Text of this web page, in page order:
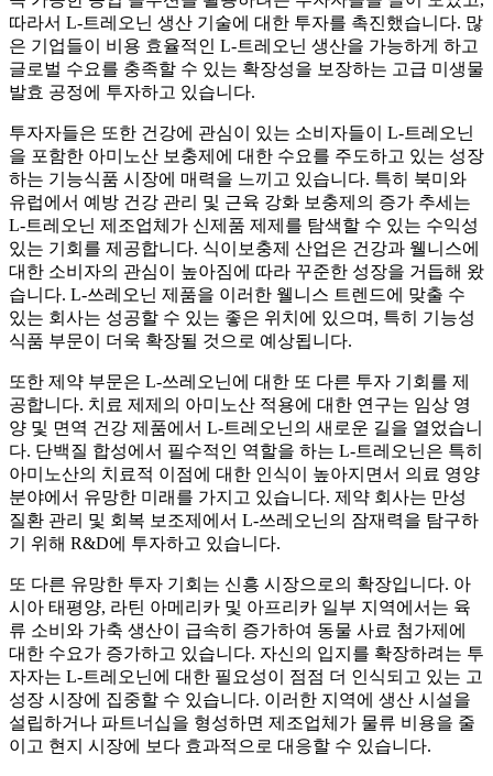
따라서 L-트레오닌 생산 기술에 대한 투자를 촉진했습니다. 많
은 기업들이 비용 효율적인 L-트레오닌 생산을 가능하게 하고
글로벌 수요를 충족할 수 있는 확장성을 보장하는 고급 미생물
발효 공정에 투자하고 있습니다.
투자자들은 또한 건강에 관심이 있는 소비자들이 L-트레오닌
을 포함한 아미노산 보충제에 대한 수요를 주도하고 있는 성장
하는 기능식품 시장에 매력을 느끼고 있습니다. 특히 북미와
유럽에서 예방 건강 관리 및 근육 강화 보충제의 증가 추세는
L-트레오닌 제조업체가 신제품 제제를 탐색할 수 있는 수익성
있는 기회를 제공합니다. 식이보충제 산업은 건강과 웰니스에
대한 소비자의 관심이 높아짐에 따라 꾸준한 성장을 거듭해 왔
습니다. L-쓰레오닌 제품을 이러한 웰니스 트렌드에 맞출 수
있는 회사는 성공할 수 있는 좋은 위치에 있으며, 특히 기능성
식품 부문이 더욱 확장될 것으로 예상됩니다.
또한 제약 부문은 L-쓰레오닌에 대한 또 다른 투자 기회를 제
공합니다. 치료 제제의 아미노산 적용에 대한 연구는 임상 영
양 및 면역 건강 제품에서 L-트레오닌의 새로운 길을 열었습니
다. 단백질 합성에서 필수적인 역할을 하는 L-트레오닌은 특히
아미노산의 치료적 이점에 대한 인식이 높아지면서 의료 영양
분야에서 유망한 미래를 가지고 있습니다. 제약 회사는 만성
질환 관리 및 회복 보조제에서 L-쓰레오닌의 잠재력을 탐구하
기 위해 R&D에 투자하고 있습니다.
또 다른 유망한 투자 기회는 신흥 시장으로의 확장입니다. 아
시아 태평양, 라틴 아메리카 및 아프리카 일부 지역에서는 육
류 소비와 가축 생산이 급속히 증가하여 동물 사료 첨가제에
대한 수요가 증가하고 있습니다. 자신의 입지를 확장하려는 투
자자는 L-트레오닌에 대한 필요성이 점점 더 인식되고 있는 고
성장 시장에 집중할 수 있습니다. 이러한 지역에 생산 시설을
설립하거나 파트너십을 형성하면 제조업체가 물류 비용을 줄
이고 현지 시장에 보다 효과적으로 대응할 수 있습니다.